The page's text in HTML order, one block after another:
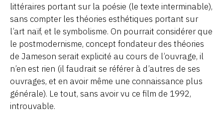
littéraires portant sur la poésie (le texte interminable),
sans compter les théories esthétiques portant sur
l’art naïf, et le symbolisme. On pourrait considérer que
le postmodernisme, concept fondateur des théories
de Jameson serait explicité au cours de l’ouvrage, il
n’en est rien (il faudrait se référer à d’autres de ses
ouvrages, et en avoir même une connaissance plus
générale). Le tout, sans avoir vu ce film de 1992,
introuvable.